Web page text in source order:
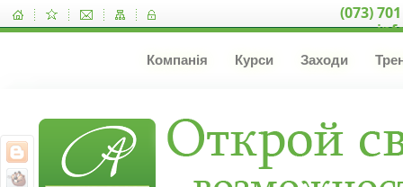
(073)
Компанія Курси Заходи